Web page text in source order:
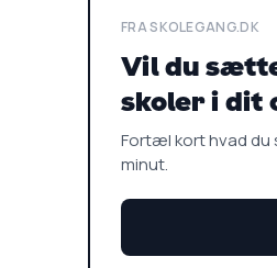
FRA SKOLEGANG.DK
Vil du
skoler i dit
Fortæl kort hvad du
minut.